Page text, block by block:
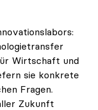
Wirtschaft und
sie konkrete
Fragen.
Zukunft